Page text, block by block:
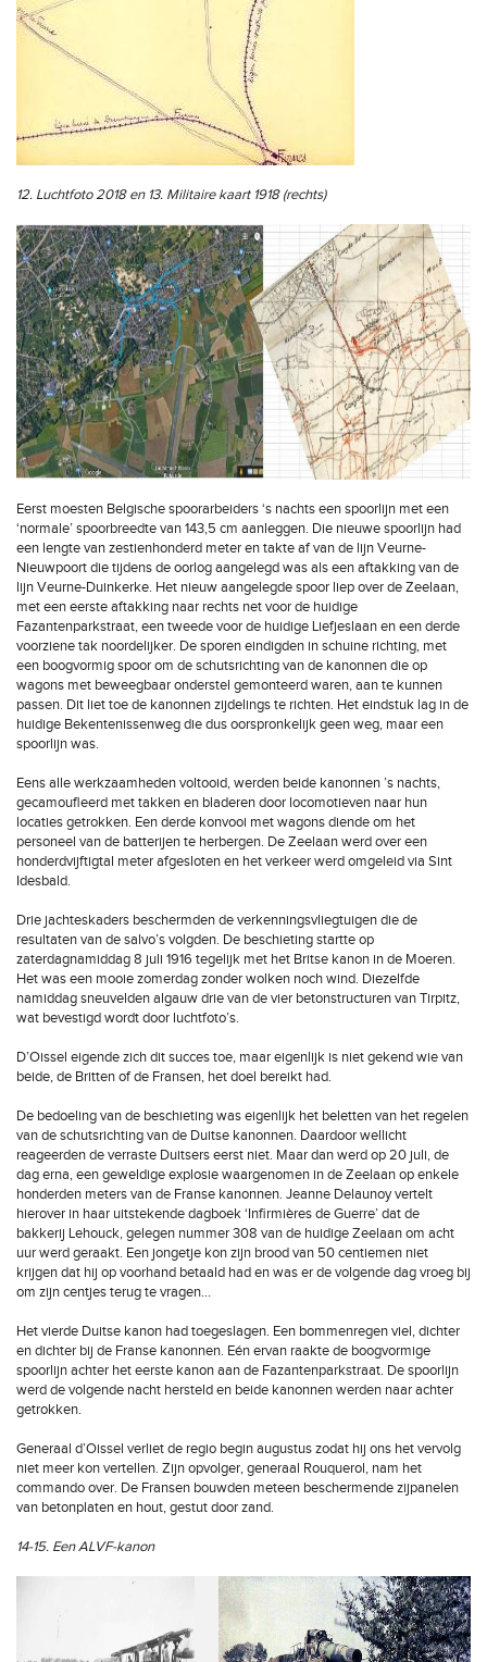
12. Luchtfoto 2018 en 13. Militaire kaart 1918 (rechts)
Eerst moesten Belgische spoorarbeiders ‘s nachts een spoorlijn met een
‘normale’ spoorbreedte van 143,5 cm aanleggen. Die nieuwe spoorlijn had
een lengte van zestienhonderd meter en takte af van de lijn Veurne-
Nieuwpoort die tijdens de oorlog aangelegd was als een aftakking van de
lijn Veurne-Duinkerke. Het nieuw aangelegde spoor liep over de Zeelaan,
met een eerste aftakking naar rechts net voor de huidige
Fazantenparkstraat, een tweede voor de huidige Liefjeslaan en een derde
voorziene tak noordelijker. De sporen eindigden in schuine richting, met
een boogvormig spoor om de schutsrichting van de kanonnen die op
wagons met beweegbaar onderstel gemonteerd waren, aan te kunnen
passen. Dit liet toe de kanonnen zijdelings te richten. Het eindstuk lag in de
huidige Bekentenissenweg die dus oorspronkelijk geen weg, maar een
spoorlijn was.
Eens alle werkzaamheden voltooid, werden beide kanonnen ’s nachts,
gecamoufleerd met takken en bladeren door locomotieven naar hun
locaties getrokken. Een derde konvooi met wagons diende om het
personeel van de batterijen te herbergen. De Zeelaan werd over een
honderdvijftigtal meter afgesloten en het verkeer werd omgeleid via Sint
Idesbald.
Drie jachteskaders beschermden de verkenningsvliegtuigen die de
resultaten van de salvo’s volgden. De beschieting startte op
zaterdagnamiddag 8 juli 1916 tegelijk met het Britse kanon in de Moeren.
Het was een mooie zomerdag zonder wolken noch wind. Diezelfde
namiddag sneuvelden algauw drie van de vier betonstructuren van Tirpitz,
wat bevestigd wordt door luchtfoto’s.
D’Oissel eigende zich dit succes toe, maar eigenlijk is niet gekend wie van
beide, de Britten of de Fransen, het doel bereikt had.
De bedoeling van de beschieting was eigenlijk het beletten van het regelen
van de schutsrichting van de Duitse kanonnen. Daardoor wellicht
reageerden de verraste Duitsers eerst niet. Maar dan werd op 20 juli, de
dag erna, een geweldige explosie waargenomen in de Zeelaan op enkele
honderden meters van de Franse kanonnen. Jeanne Delaunoy vertelt
hierover in haar uitstekende dagboek ‘Infirmières de Guerre’ dat de
bakkerij Lehouck, gelegen nummer 308 van de huidige Zeelaan om acht
uur werd geraakt. Een jongetje kon zijn brood van 50 centiemen niet
krijgen dat hij op voorhand betaald had en was er de volgende dag vroeg bij
om zijn centjes terug te vragen…
Het vierde Duitse kanon had toegeslagen. Een bommenregen viel, dichter
en dichter bij de Franse kanonnen. Eén ervan raakte de boogvormige
spoorlijn achter het eerste kanon aan de Fazantenparkstraat. De spoorlijn
werd de volgende nacht hersteld en beide kanonnen werden naar achter
getrokken.
Generaal d’Oissel verliet de regio begin augustus zodat hij ons het vervolg
niet meer kon vertellen. Zijn opvolger, generaal Rouquerol, nam het
commando over. De Fransen bouwden meteen beschermende zijpanelen
van betonplaten en hout, gestut door zand.
14-15. Een ALVF-kanon